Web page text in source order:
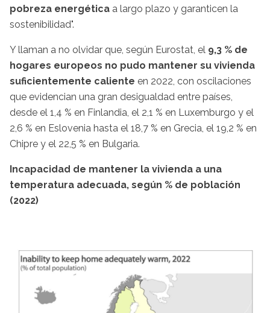
pobreza energética a largo plazo y garanticen la
sostenibilidad".
Y llaman a no olvidar que, según Eurostat, el 9,3 % de
hogares europeos no pudo mantener su vivienda
suficientemente caliente en 2022, con oscilaciones
que evidencian una gran desigualdad entre países,
desde el 1,4 % en Finlandia, el 2,1 % en Luxemburgo y el
2,6 % en Eslovenia hasta el 18,7 % en Grecia, el 19,2 % en
Chipre y el 22,5 % en Bulgaria.
Incapacidad de mantener la vivienda a una
temperatura adecuada, según % de población
(2022)